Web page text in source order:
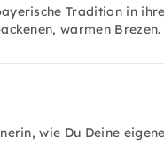
Tradition in
warmen
wie Du Deine